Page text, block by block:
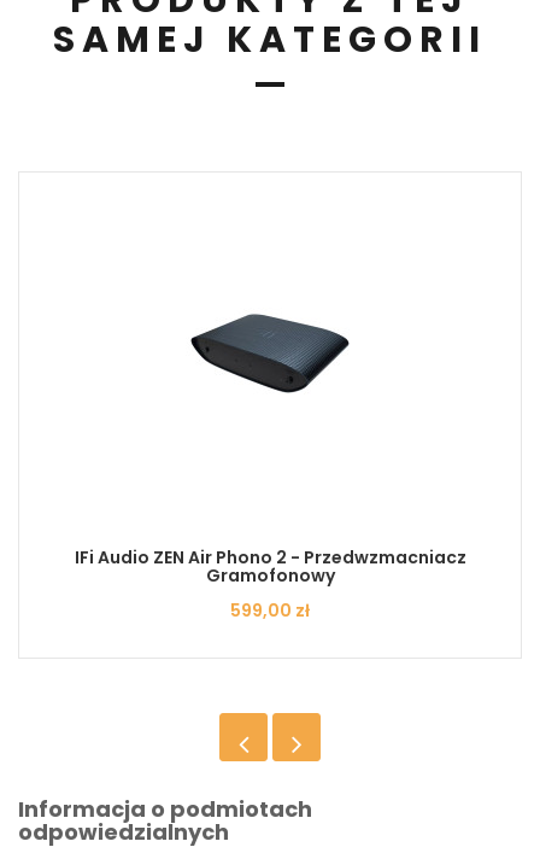
SAMEJ KATEGORII
IFi Audio ZEN Air Phono 2 - Przedwzmacniacz
Gramofonowy
Cena
599,00 zł
Informacja o podmiotach
odpowiedzialnych